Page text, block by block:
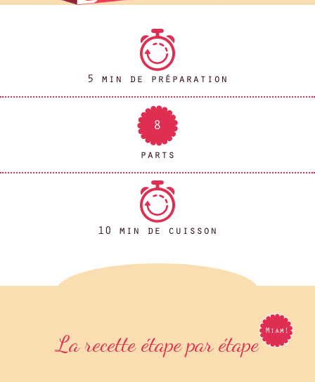
5 min de préparation
8
parts
10 min de cuisson
La recette étape par étape